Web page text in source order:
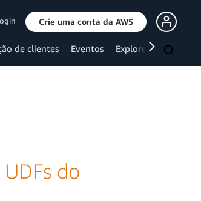
Crie uma conta da AWS
de clientes Eventos Explore mais
do